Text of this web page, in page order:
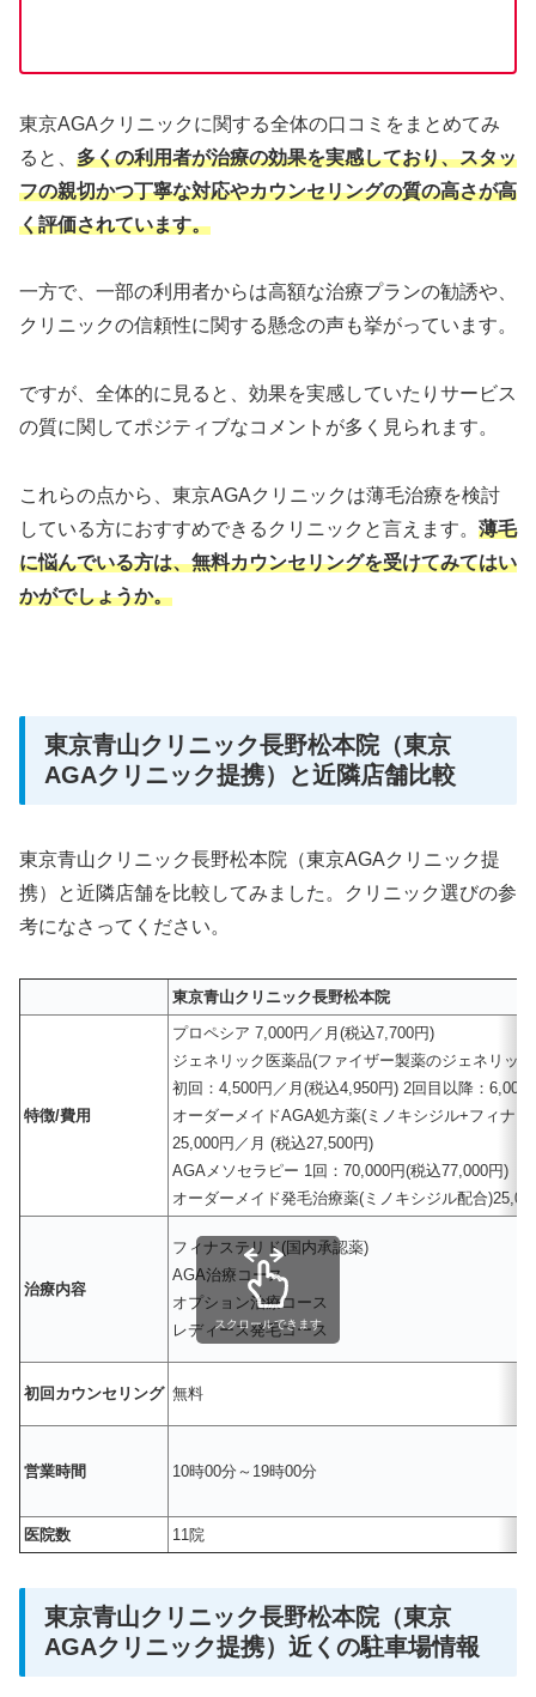
東京AGAクリニックに関する全体の口コミをまとめてみ
ると、 多くの利用者が治療の効果を実感しており、スタッ
フの親切かつ丁寧な対応やカウンセリングの質の高さが高
く評価されています。
一方で、一部の利用者からは高額な治療プランの勧誘や、
クリニックの信頼性に関する懸念の声も挙がっています。
ですが、全体的に見ると、効果を実感していたりサービス
の質に関してポジティブなコメントが多く見られます。
これらの点から、東京AGAクリニックは薄毛治療を検討
している方におすすめできるクリニックと言えます。 薄毛
に悩んでいる方は、無料カウンセリングを受けてみてはい
かがでしょうか。
東京青山クリニック長野松本院（東京
AGAクリニック提携）と近隣店舗比較
東京青山クリニック長野松本院（東京AGAクリニック提
携）と近隣店舗を比較してみました。クリニック選びの参
考になさってください。
東京青山クリニック長野松本院
特徴/費用
プロペシア 7,000円／月(税込7,700円)
ジェネリック医薬品(ファイザー製薬のジェネリッ
初回：4,500円／月(税込4,950円) 2回目以降：6,000
オーダーメイドAGA処方薬(ミノキシジル+フィナ
25,000円／月 (税込27,500円)
AGAメソセラピー 1回：70,000円(税込77,000円)
オーダーメイド発毛治療薬(ミノキシジル配合
治療内容
フィナステリド(国内承認薬)
AGA治療コース
オプション治療コース
レディース発毛コース
初回カウンセリング 無料
営業時間 10時00分～19時00分
医院数 11院
スクロールできます
東京青山クリニック長野松本院（東京
AGAクリニック提携）近くの駐車場情報